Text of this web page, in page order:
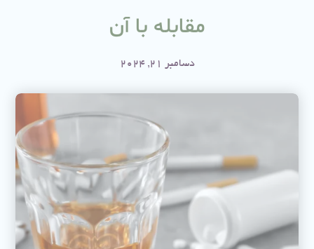
مقابله با آن
دسامبر 21, 2024